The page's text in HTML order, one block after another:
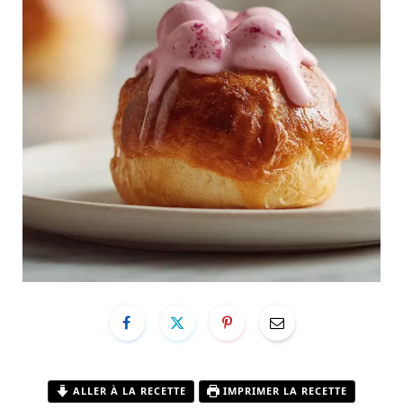
ALLER À LA RECETTE IMPRIMER LA RECETTE